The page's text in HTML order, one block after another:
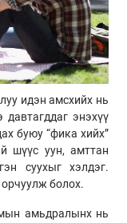
идэн амсхийх нь
энэхүү
буюу “фика хийх”
шүүс уун, амттан
суухыг хэлдэг.
орчуулж болох.
амьдралынх нь